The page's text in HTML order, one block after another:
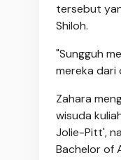
tersebut
Shiloh.
"Sungguh
mereka dari
Zahara
wisuda
Jolie-Pitt',
Bachelor of